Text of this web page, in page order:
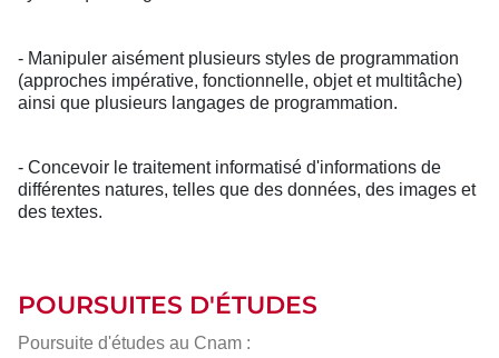
- Manipuler aisément plusieurs styles de programmation
(approches impérative, fonctionnelle, objet et multitâche)
ainsi que plusieurs langages de programmation.
- Concevoir le traitement informatisé d'informations de
différentes natures, telles que des données, des images et
des textes.
POURSUITES D'ÉTUDES
Poursuite d'études au Cnam :